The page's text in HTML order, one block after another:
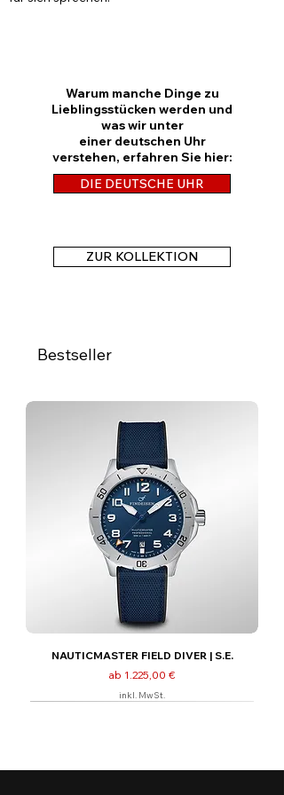
Warum manche Dinge zu
Lieblingsstücken werden und
was wir unter
einer deutschen Uhr
verstehen, erfahren Sie hier:
DIE DEUTSCHE UHR
ZUR KOLLEKTION
Bestseller
NAUTICMASTER FIELD DIVER | S.E.
ab 1.225,00 €
Sale-Preis
inkl. MwSt.